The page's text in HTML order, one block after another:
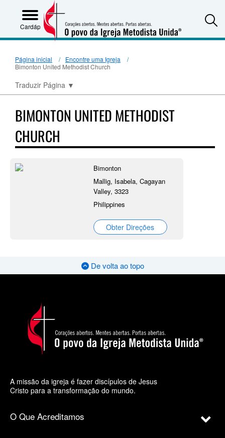
Cardápio
Página inicial
Encontre uma Igreja
Bimonton United Methodist Church
Traduzir Página ▼
BIMONTON UNITED METHODIST
CHURCH
Bimonton
Mallig, Isabela, Cagayan
Valley, 3323
Philippines
Obter Direções
De volta ao topo
A missão da igreja é fazer discípulos de Jesus
Cristo para a transformação do mundo.
O Que Acreditamos